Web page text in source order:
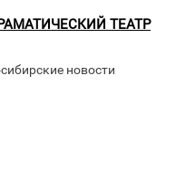
ТЕАТР
новости